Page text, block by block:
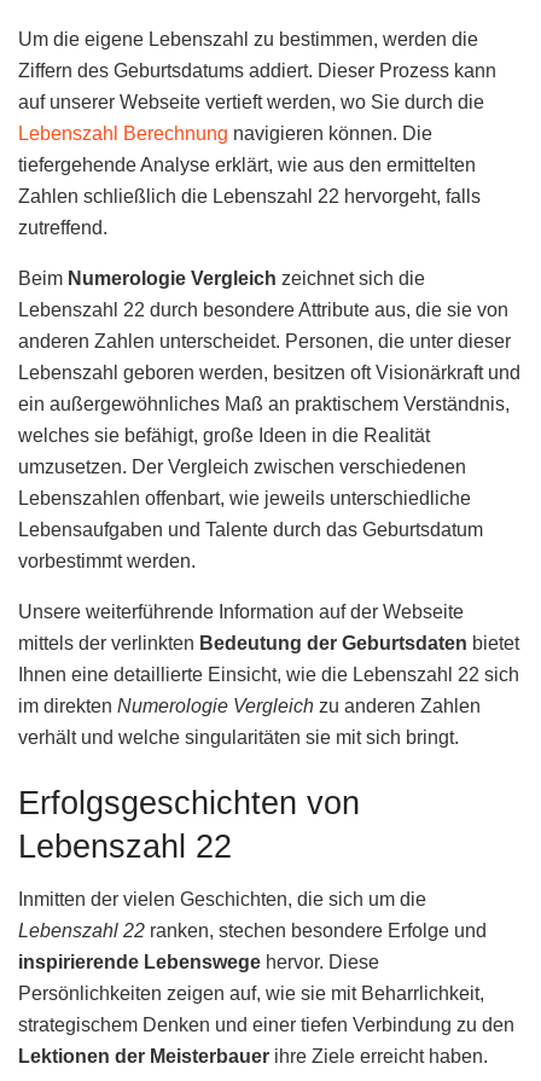
Um die eigene Lebenszahl zu bestimmen, werden die
Ziffern des Geburtsdatums addiert. Dieser Prozess kann
auf unserer Webseite vertieft werden, wo Sie durch die
Lebenszahl Berechnung navigieren können. Die
tiefergehende Analyse erklärt, wie aus den ermittelten
Zahlen schließlich die Lebenszahl 22 hervorgeht, falls
zutreffend.
Beim Numerologie Vergleich zeichnet sich die
Lebenszahl 22 durch besondere Attribute aus, die sie von
anderen Zahlen unterscheidet. Personen, die unter dieser
Lebenszahl geboren werden, besitzen oft Visionärkraft und
ein außergewöhnliches Maß an praktischem Verständnis,
welches sie befähigt, große Ideen in die Realität
umzusetzen. Der Vergleich zwischen verschiedenen
Lebenszahlen offenbart, wie jeweils unterschiedliche
Lebensaufgaben und Talente durch das Geburtsdatum
vorbestimmt werden.
Unsere weiterführende Information auf der Webseite
mittels der verlinkten Bedeutung der Geburtsdaten bietet
Ihnen eine detaillierte Einsicht, wie die Lebenszahl 22 sich
im direkten Numerologie Vergleich zu anderen Zahlen
verhält und welche singularitäten sie mit sich bringt.
Erfolgsgeschichten von
Lebenszahl 22
Inmitten der vielen Geschichten, die sich um die
Lebenszahl 22 ranken, stechen besondere Erfolge und
inspirierende Lebenswege hervor. Diese
Persönlichkeiten zeigen auf, wie sie mit Beharrlichkeit,
strategischem Denken und einer tiefen Verbindung zu den
Lektionen der Meisterbauer ihre Ziele erreicht haben.